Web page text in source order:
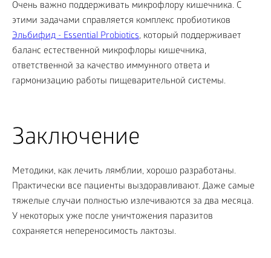
Очень важно поддерживать микрофлору кишечника. С
этими задачами справляется комплекс пробиотиков
Эльбифид - Essential Probiotics, который поддерживает
баланс естественной микрофлоры кишечника,
ответственной за качество иммунного ответа и
гармонизацию работы пищеварительной системы.
Заключение
Методики, как лечить лямблии, хорошо разработаны.
Практически все пациенты выздоравливают. Даже самые
тяжелые случаи полностью излечиваются за два месяца.
У некоторых уже после уничтожения паразитов
сохраняется непереносимость лактозы.